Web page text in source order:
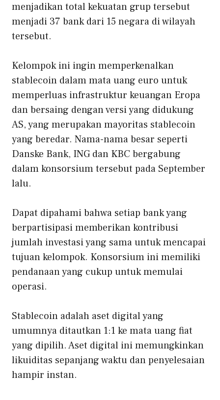
menjadikan total kekuatan grup tersebut
menjadi 37 bank dari 15 negara di wilayah
tersebut.
Kelompok ini ingin memperkenalkan
stablecoin dalam mata uang euro untuk
memperluas infrastruktur keuangan Eropa
dan bersaing dengan versi yang didukung
AS, yang merupakan mayoritas stablecoin
yang beredar. Nama-nama besar seperti
Danske Bank, ING dan KBC bergabung
dalam konsorsium tersebut pada September
lalu.
Dapat dipahami bahwa setiap bank yang
berpartisipasi memberikan kontribusi
jumlah investasi yang sama untuk mencapai
tujuan kelompok. Konsorsium ini memiliki
pendanaan yang cukup untuk memulai
operasi.
Stablecoin adalah aset digital yang
umumnya ditautkan 1:1 ke mata uang fiat
yang dipilih. Aset digital ini memungkinkan
likuiditas sepanjang waktu dan penyelesaian
hampir instan.